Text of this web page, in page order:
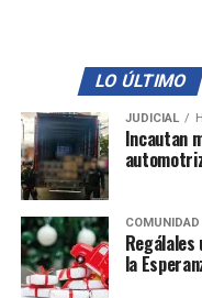
LO ÚLTIMO
JUDICIAL
Incautan
COMUNIDAD
Regálales
la